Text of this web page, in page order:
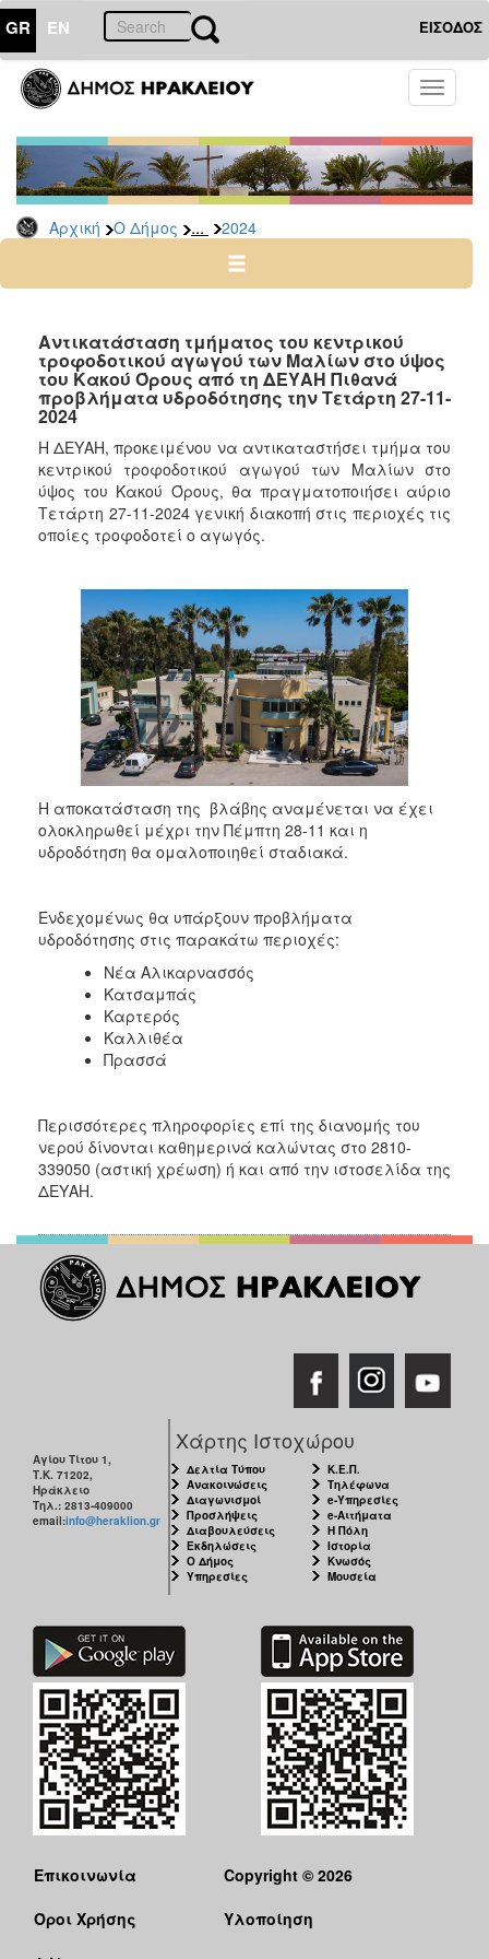
GR EN ΕΙΣΟΔΟΣ
Toggle
Αρχική Ο Δήμος ... 2024
ΔΗΜΟΣ
Δελτία
Τύπου
Αρχείο
2026
2024
2022
2021
2019
2018
2017
2015
2013
2012
2011
2010
2006
ΠΟΛΙΤΙΣΜΟΣ
ΑΝΘΕΚΤΙΚΗ
Αντικατάσταση τμήματος του κεντρικού
τροφοδοτικού αγωγού των Μαλίων στο ύψος
του Κακού Όρους από τη ΔΕΥΑΗ Πιθανά
προβλήματα υδροδότησης την Τετάρτη 27-11-
2024
Η ΔΕΥΑΗ, προκειμένου να αντικαταστήσει τμήμα του
κεντρικού τροφοδοτικού αγωγού των Μαλίων στο
ύψος του Κακού Όρους, θα πραγματοποιήσει αύριο
Τετάρτη 27-11-2024 γενική διακοπή στις περιοχές τις
οποίες τροφοδοτεί ο αγωγός.
Η αποκατάσταση της βλάβης αναμένεται να έχει
ολοκληρωθεί μέχρι την Πέμπτη 28-11 και η
υδροδότηση θα ομαλοποιηθεί σταδιακά.
Ενδεχομένως θα υπάρξουν προβλήματα
υδροδότησης στις παρακάτω περιοχές:
Νέα Αλικαρνασσός
Κατσαμπάς
Καρτερός
Καλλιθέα
Πρασσά
Περισσότερες πληροφορίες επί της διανομής του
νερού δίνονται καθημερινά καλώντας στο 2810-
339050 (αστική χρέωση) ή και από την ιστοσελίδα της
ΔΕΥΑΗ.
Αγίου Τίτου 1,
Τ.Κ. 71202,
Ηράκλειο
Τηλ.: 2813-409000
email:info@heraklion.gr
Χάρτης Ιστοχώρου
Δελτία Τύπου
Ανακοινώσεις
Διαγωνισμοί
Προσλήψεις
Διαβουλεύσεις
Εκδηλώσεις
Ο Δήμος
Υπηρεσίες
Κ.Ε.Π.
Τηλέφωνα
e-Υπηρεσίες
e-Αιτήματα
Η Πόλη
Ιστορία
Κνωσός
Μουσεία
Επικοινωνία
Όροι Χρήσης
Copyright © 2026
Υλοποίηση